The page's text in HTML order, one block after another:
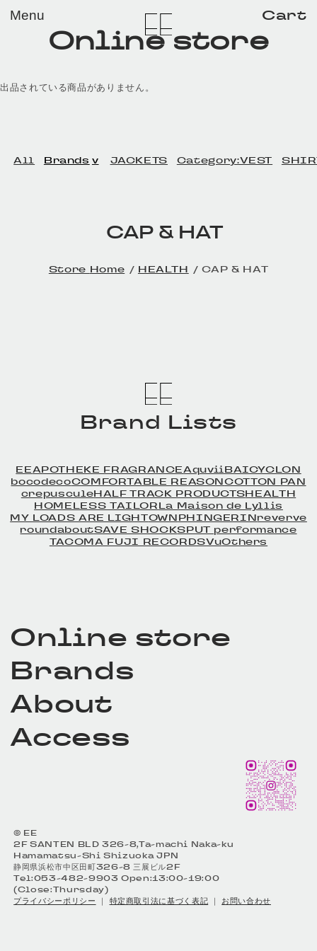
Online store
Menu Cart
出品されている商品がありません。
All Brands JACKETS Category:VEST
CAP & HAT
Home HEALTH CAP & HAT
Brand Lists
EEAPOTHEKE FRAGRANCEAquviiBAICYCLON
bocodecoCOMFORTABLE REASONCOTTON PAN
crepusculeHALF TRACK PRODUCTSHEALTH
HOMELESS TAILORLa Maison de Lyllis
MY LOADS ARE LIGHTOWNPHINGERINreverve
roundaboutSAVE SHOCKSPUT performance
TACOMA FUJI RECORDSVuOthers
Online store
Brands
About
Access
© EE
2F SANTEN BLD 326-8,Ta-machi Naka-ku
Hamamatsu-Shi Shizuoka JPN
静岡県浜松市中区田町326-8 三展ビル2F
Tel:053-482-9903 Open:13:00-19:00
(Close:Thursday)
プライバシーポリシー ｜ 特定商取引法に基づく表記 ｜ お問い合わせ